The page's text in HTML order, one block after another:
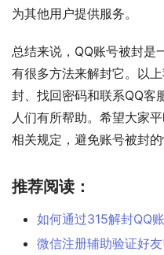
为其他用户提供服务。
总结来说，QQ账号被封是
有很多方法来解封它。以
封、找回密码和联系QQ客
人们有所帮助。希望大家
相关规定，避免账号被封的
推荐阅读：
如何通过315解封QQ
微信注册辅助验证好